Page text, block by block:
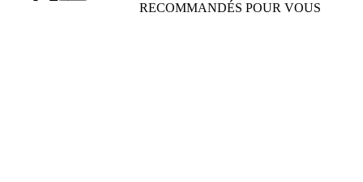
RECOMMANDÉS POUR VOUS